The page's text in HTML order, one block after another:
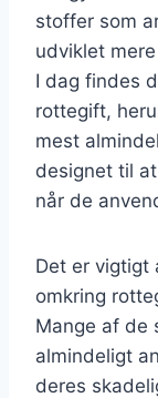
stoffer som
udviklet
I dag findes
rottegift,
mest
designet til
når de
Det er vigtigt
omkring
Mange af de
almindeligt
deres